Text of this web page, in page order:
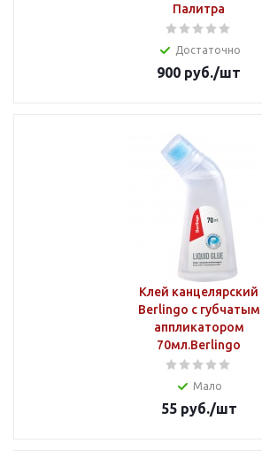
Палитра
Достаточно
900 руб./шт
Клей канцелярский
Berlingo с губчатым
аппликатором
70мл.Berlingo
Мало
55руб./шт